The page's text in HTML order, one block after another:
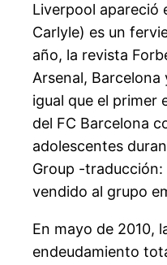
Liverpool apareció
Carlyle) es un
año, la revista
Arsenal,
igual que el primer
del FC Barcelona
adolescentes
Group -traducción:
vendido al grupo
En mayo de 2010,
endeudamiento